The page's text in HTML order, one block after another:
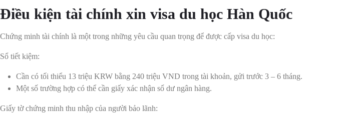
Điều kiện tài chính xin visa du học Hàn Quốc
Chứng minh tài chính là một trong những yêu cầu quan trọng để được cấp visa du học:
Sổ tiết kiệm:
Cần có tối thiểu 13 triệu KRW bằng 240 triệu VND trong tài khoản, gửi trước 3 – 6 tháng.
Một số trường hợp có thể cần giấy xác nhận số dư ngân hàng.
Giấy tờ chứng minh thu nhập của người bảo lãnh: